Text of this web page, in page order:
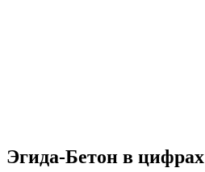
Эгида-Бетон в цифрах